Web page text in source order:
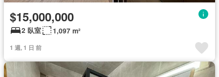
$15,000,000
2 臥室 1,097 m²
1 週, 1 日 前